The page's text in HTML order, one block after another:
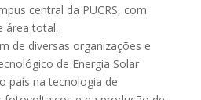
central da PUCRS, com
área total.
de diversas organizações e
de Energia Solar
país na tecnologia de